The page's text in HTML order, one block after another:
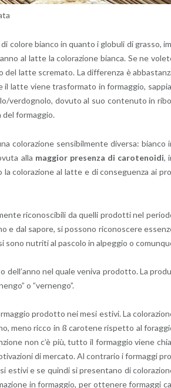
co­lo­re bian­co in quan­to i glo­bu­li di gras­so,
al latte la co­lo­ra­zio­ne bian­ca. Se ne
latte scre­ma­to. La dif­fe­ren­za è
il latte viene tra­sfor­ma­to in for­mag­gio,
ver­do­gno­lo, do­vu­to al suo con­te­nu­to in
for­mag­gio.
co­lo­ra­zio­ne sen­si­bil­men­te di­ver­sa: bian­co
alla mag­gior pre­sen­za di ca­ro­te­noi­di,
co­lo­ra­zio­ne al latte e di con­se­guen­za ai
ri­co­no­sci­bi­li da quel­li pro­dot­ti nel
e dal sa­po­re, si pos­so­no ri­co­no­sce­re
sono nu­tri­ti al pa­sco­lo in al­peg­gio o
del­l’an­no nel quale ve­ni­va pro­dot­to. La
o ”ver­nen­go”.
pro­dot­to nei mesi esti­vi. La
meno ricco in ß ca­ro­te­ne ri­spet­to al
non c’è più, tutto il for­mag­gio viene
di mer­ca­to. Al con­tra­rio i for­mag­gi
esti­vi e se quin­di si pre­sen­ta­no di
in for­mag­gio, per ot­te­ne­re for­mag­gi